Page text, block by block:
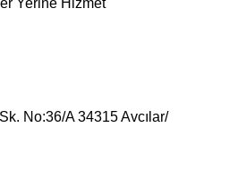
No:36/A 34315 Avcılar/